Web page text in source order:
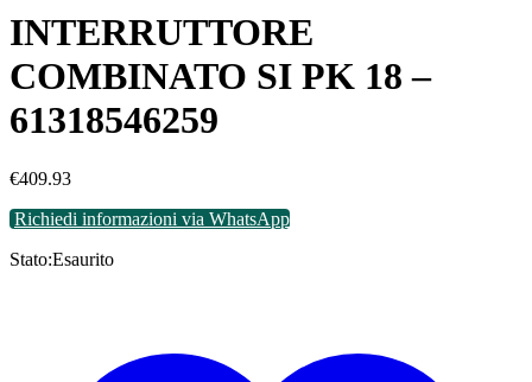
INTERRUTTORE
COMBINATO SI PK 18 –
61318546259
€409.93
Richiedi informazioni via WhatsApp
Stato:Esaurito